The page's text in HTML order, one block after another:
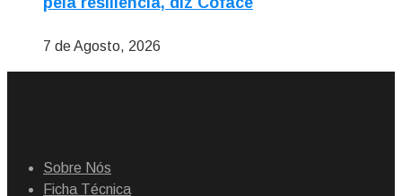
7 de Agosto, 2026
Sobre Nós
Ficha Técnica